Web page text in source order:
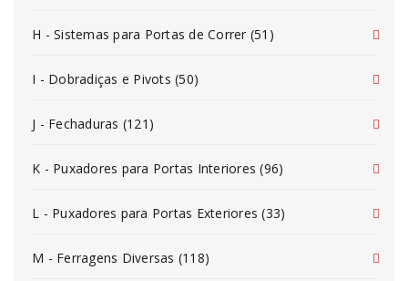
H - Sistemas para Portas de Correr (51)
I - Dobradiças e Pivots (50)
J - Fechaduras (121)
K - Puxadores para Portas Interiores (96)
L - Puxadores para Portas Exteriores (33)
M - Ferragens Diversas (118)